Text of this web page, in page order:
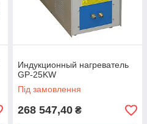
Индукционный нагреватель
GP-25KW
Під замовлення
268 547,40 ₴